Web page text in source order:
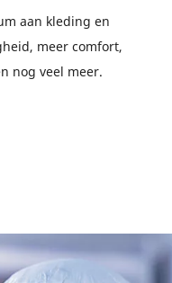
aan kleding en
meer comfort,
nog veel meer.